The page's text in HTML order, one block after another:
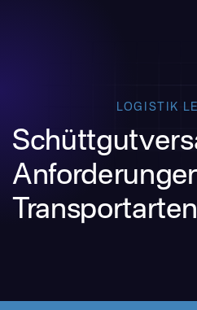
LOGISTIK